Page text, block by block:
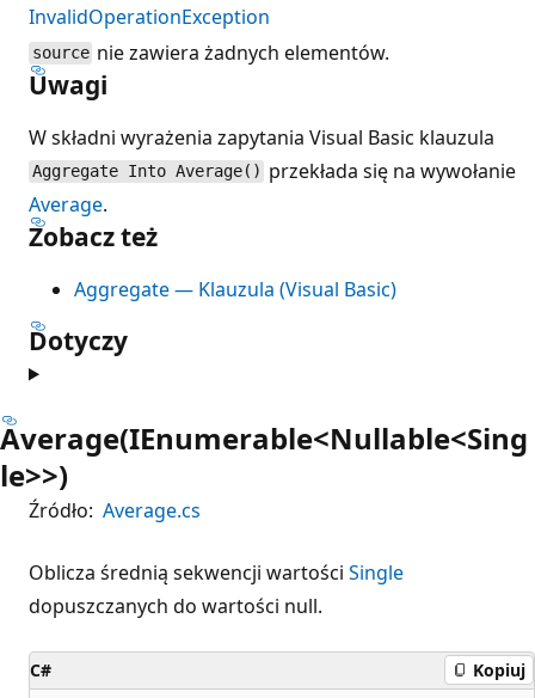
InvalidOperationException
source nie zawiera żadnych elementów.
Uwagi
W składni wyrażenia zapytania Visual Basic klauzula
Aggregate Into Average() przekłada się na wywołanie
Average.
Zobacz też
Aggregate — Klauzula (Visual Basic)
Dotyczy
Average(IEnumerable<Nullable<Sing
le>>)
Źródło: Average.cs
Oblicza średnią sekwencji wartości Single
dopuszczanych do wartości null.
C# Kopiuj